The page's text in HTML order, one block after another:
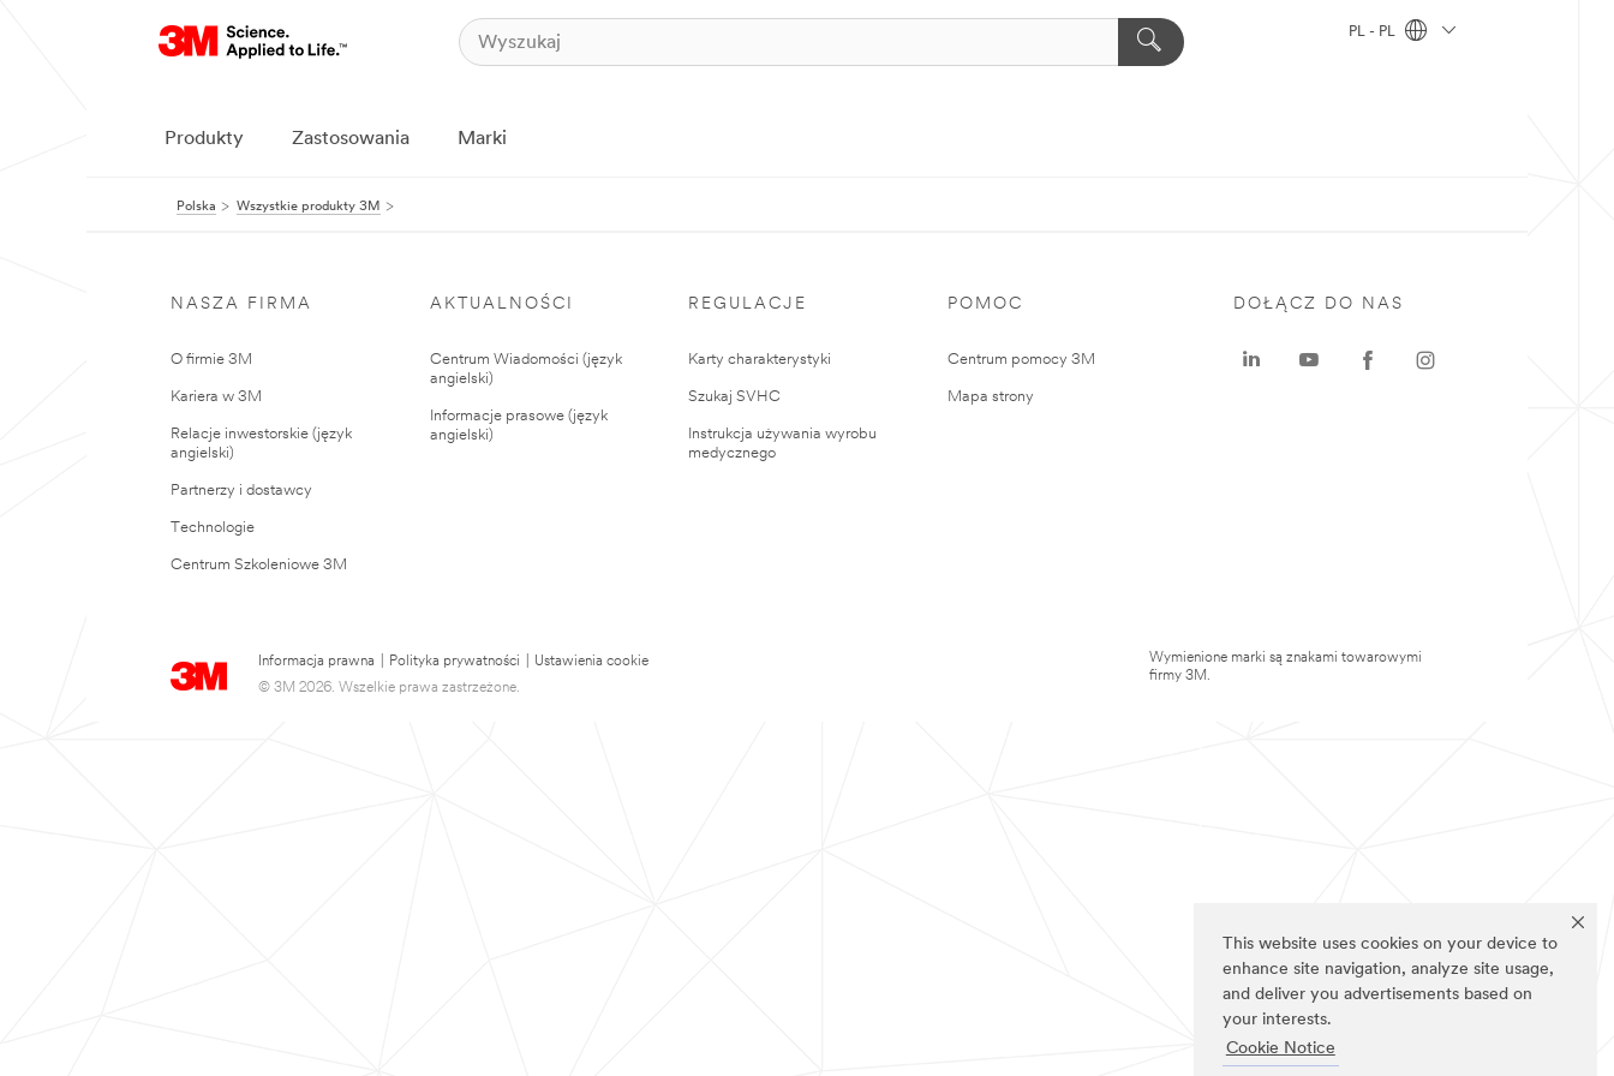
This website uses cookies on your device to
enhance site navigation, analyze site usage,
and deliver you advertisements based on
your interests.
Cookie Notice
PL - PL
Produkty Zastosowania Marki
Polska Wszystkie produkty 3M
NASZA FIRMA
O firmie 3M
Kariera w 3M
Relacje inwestorskie (język
angielski)
Partnerzy i dostawcy
Technologie
Centrum Szkoleniowe 3M
AKTUALNOŚCI
Centrum Wiadomości (język
angielski)
Informacje prasowe (język
angielski)
REGULACJE
Karty charakterystyki
Szukaj SVHC
Instrukcja używania wyrobu
medycznego
POMOC
Centrum pomocy 3M
Mapa strony
Informacja prawna Polityka prywatności
Ustawienia cookie
© 3M 2026. Wszelkie prawa zastrzeżone.
DOŁĄCZ DO NAS
Wymienione marki są znakami towarowymi
firmy 3M.